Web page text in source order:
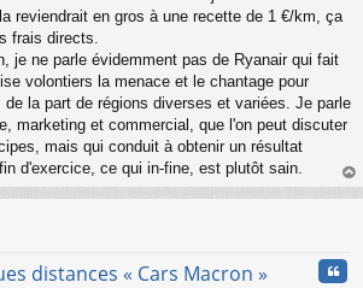
reviendrait en gros à une recette de 1 €/km, ça
frais directs.
je ne parle évidemment pas de Ryanair qui fait
volontiers la menace et le chantage pour
la part de régions diverses et variées. Je parle
marketing et commercial, que l'on peut discuter
mais qui conduit à obtenir un résultat
d'exercice, ce qui in-fine, est plutôt sain.
au
distances « Cars Macron »